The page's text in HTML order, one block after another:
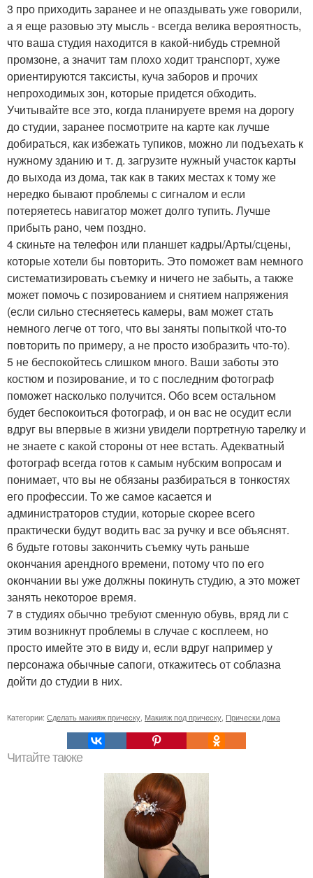
3 про приходить заранее и не опаздывать уже говорили,
а я еще разовью эту мысль - всегда велика вероятность,
что ваша студия находится в какой-нибудь стремной
промзоне, а значит там плохо ходит транспорт, хуже
ориентируются таксисты, куча заборов и прочих
непроходимых зон, которые придется обходить.
Учитывайте все это, когда планируете время на дорогу
до студии, заранее посмотрите на карте как лучше
добираться, как избежать тупиков, можно ли подъехать к
нужному зданию и т. д. загрузите нужный участок карты
до выхода из дома, так как в таких местах к тому же
нередко бывают проблемы с сигналом и если
потеряетесь навигатор может долго тупить. Лучше
прибыть рано, чем поздно.
4 скиньте на телефон или планшет кадры/Арты/сцены,
которые хотели бы повторить. Это поможет вам немного
систематизировать съемку и ничего не забыть, а также
может помочь с позированием и снятием напряжения
(если сильно стесняетесь камеры, вам может стать
немного легче от того, что вы заняты попыткой что-то
повторить по примеру, а не просто изобразить что-то).
5 не беспокойтесь слишком много. Ваши заботы это
костюм и позирование, и то с последним фотограф
поможет насколько получится. Обо всем остальном
будет беспокоиться фотограф, и он вас не осудит если
вдруг вы впервые в жизни увидели портретную тарелку и
не знаете с какой стороны от нее встать. Адекватный
фотограф всегда готов к самым нубским вопросам и
понимает, что вы не обязаны разбираться в тонкостях
его профессии. То же самое касается и
администраторов студии, которые скорее всего
практически будут водить вас за ручку и все объяснят.
6 будьте готовы закончить съемку чуть раньше
окончания арендного времени, потому что по его
окончании вы уже должны покинуть студию, а это может
занять некоторое время.
7 в студиях обычно требуют сменную обувь, вряд ли с
этим возникнут проблемы в случае с косплеем, но
просто имейте это в виду и, если вдруг например у
персонажа обычные сапоги, откажитесь от соблазна
дойти до студии в них.
Категории: Сделать макияж прическу Макияж под прическу Прически дома
Читайте также